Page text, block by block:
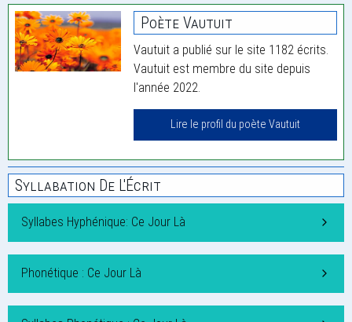
Poète Vautuit
Vautuit a publié sur le site 1182 écrits.
Vautuit est membre du site depuis
l'année 2022.
Lire le profil du poète Vautuit
Syllabation De L'Écrit
Syllabes Hyphénique: Ce Jour Là
Phonétique : Ce Jour Là